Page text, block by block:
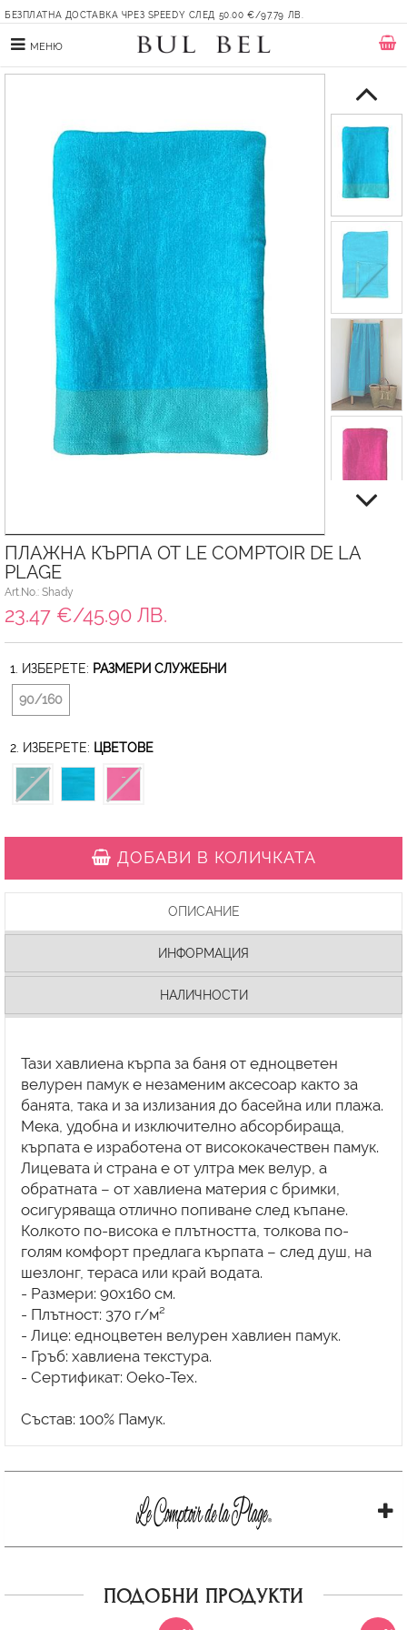
БЕЗПЛАТНА ДОСТАВКА ЧРЕЗ SPEEDY СЛЕД 50.00 €/97.79 ЛВ.
МЕНЮ
ПЛАЖНА КЪРПА ОТ LE COMPTOIR DE LA
PLAGE
Art.No.: Shady
23.47 €/45.90 ЛВ.
1. ИЗБЕРЕТЕ: РАЗМЕРИ СЛУЖЕБНИ
90/160
2. ИЗБЕРЕТЕ: ЦВЕТОВЕ
ДОБАВИ В КОЛИЧКАТА
ОПИСАНИЕ
ИНФОРМАЦИЯ
НАЛИЧНОСТИ
Тази хавлиена кърпа за баня от едноцветен
велурен памук е незаменим аксесоар както за
банята, така и за излизания до басейна или плажа.
Мека, удобна и изключително абсорбираща,
кърпата е изработена от висококачествен памук.
Лицевата ѝ страна е от ултра мек велур, а
обратната – от хавлиена материя с бримки,
осигуряваща отлично попиване след къпане.
Колкото по-висока е плътността, толкова по-
голям комфорт предлага кърпата – след душ, на
шезлонг, тераса или край водата.
- Размери: 90x160 см.
- Плътност: 370 г/м²
- Лице: едноцветен велурен хавлиен памук.
- Гръб: хавлиена текстура.
- Сертификат: Oeko-Tex.
Състав: 100% Памук.
ПОДОБНИ ПРОДУКТИ